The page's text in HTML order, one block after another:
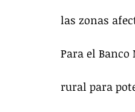
las zonas
Para el
rural para